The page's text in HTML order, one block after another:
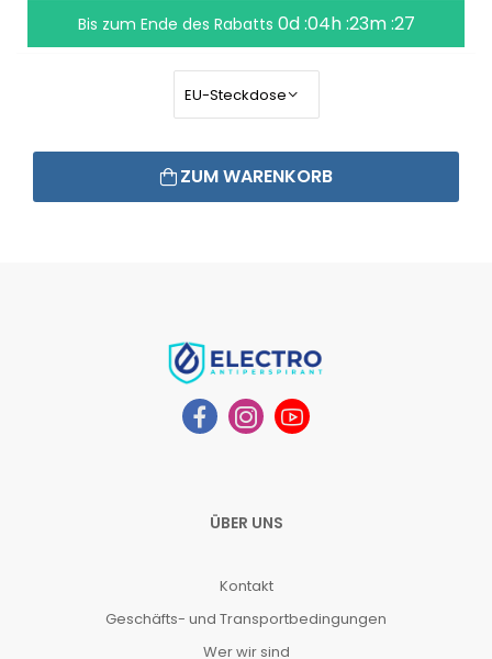
Bis zum Ende des Rabatts 0d :04h :23m :26
ZUM WARENKORB
ÜBER UNS
Kontakt
Geschäfts- und Transportbedingungen
Wer wir sind